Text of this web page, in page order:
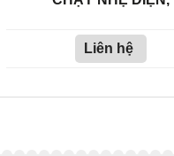
Liên hệ